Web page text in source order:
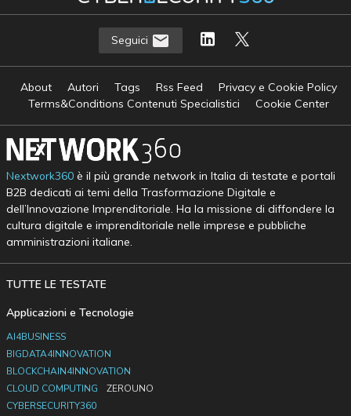
Seguici
About Autori Tags Rss Feed
Privacy e Cookie Policy
Terms&Conditions Contenuti Specialistici
Cookie Center
Nextwork360è il più grande network in Italia di testate e portali
B2B dedicati ai temi della Trasformazione Digitale e
dell’Innovazione Imprenditoriale. Ha la missione di diffondere la
cultura digitale e imprenditoriale nelle imprese e pubbliche
amministrazioni italiane.
TUTTE LE TESTATE
Applicazioni e Tecnologie
AI4BUSINESS
BIGDATA4INNOVATION
BLOCKCHAIN4INNOVATION
CLOUD COMPUTING
ZEROUNO
CYBERSECURITY360